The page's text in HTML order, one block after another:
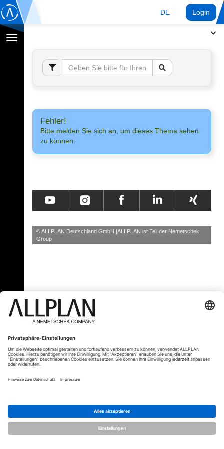
DE Login
Navigation
umschalten
Fehler!
Bitte melden Sie sich an, um dieses Thema sehen
zu können.
© ALLPLAN Deutschland GmbH ALLPLAN ist Teil der Nemetschek
Group